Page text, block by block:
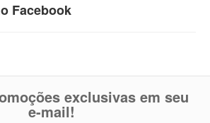
Facebook
exclusivas em seu
e-mail!